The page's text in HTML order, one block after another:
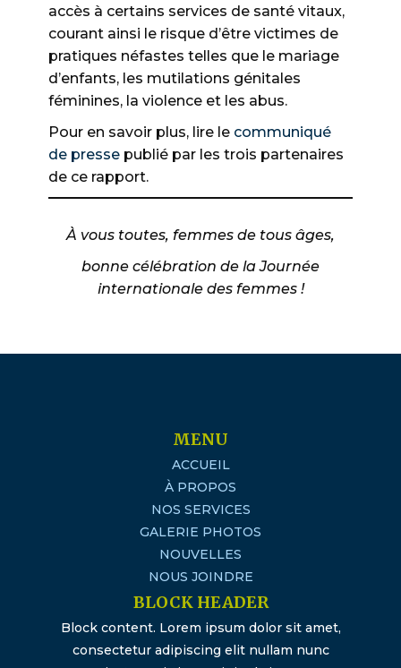
accès à certains services de santé vitaux,
courant ainsi le risque d’être victimes de
pratiques néfastes telles que le mariage
d’enfants, les mutilations génitales
féminines, la violence et les abus.
Pour en savoir plus, lire le communiqué
de presse publié par les trois partenaires
de ce rapport.
À vous toutes, femmes de tous âges,
bonne célébration de la Journée
internationale des femmes !
MENU
ACCUEIL
À PROPOS
NOS SERVICES
GALERIE PHOTOS
NOUVELLES
NOUS JOINDRE
BLOCK HEADER
Block content. Lorem ipsum dolor sit amet,
consectetur adipiscing elit nullam nunc